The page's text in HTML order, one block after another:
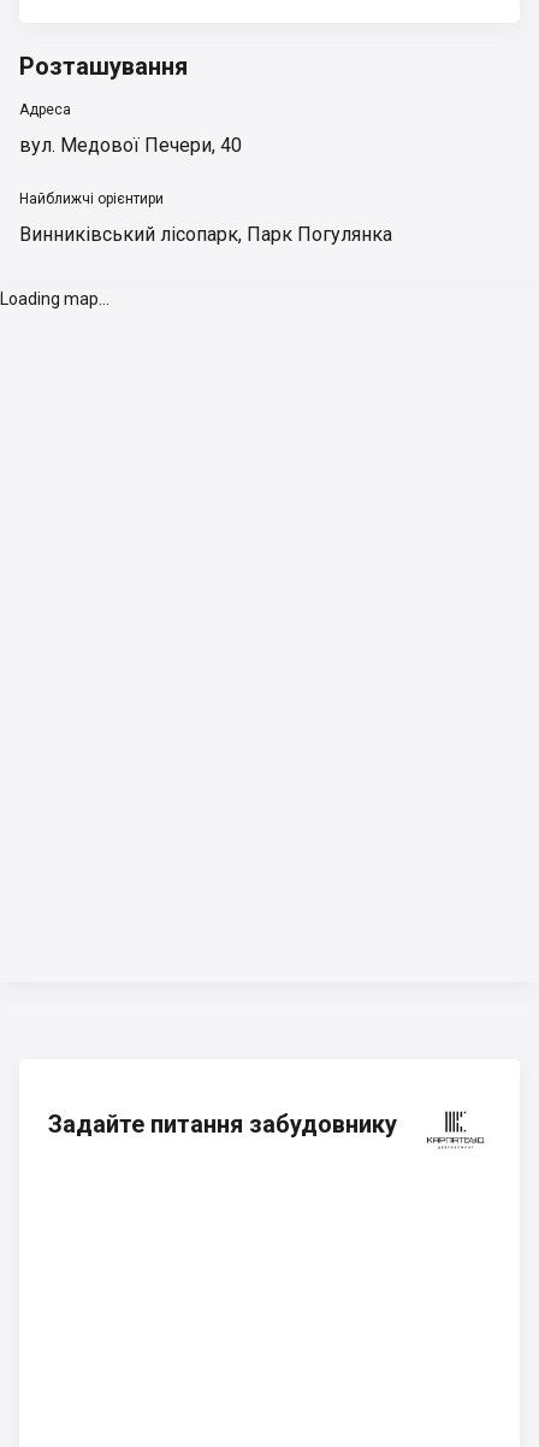
Розташування
Адреса
вул. Медової Печери, 40
Найближчі орієнтири
Винниківський лісопарк, Парк Погулянка
Loading map...
Задайте питання забудовнику